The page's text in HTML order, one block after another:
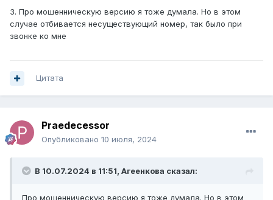
3. Про мошенническую версию я тоже думала. Но в этом
случае отбивается несуществующий номер, так было при
звонке ко мне
Цитата
Praedecessor
Опубликовано 10 июля, 2024
В 10.07.2024 в 11:51, Агеенкова сказал:
Про мошенническую версию я тоже думала. Но в этом